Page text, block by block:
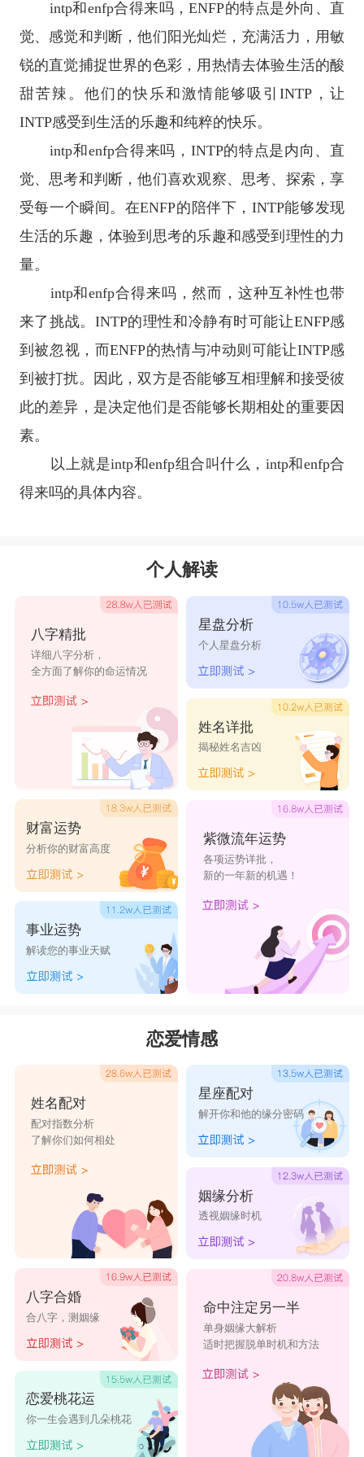
intp和enfp合得来吗，ENFP的特点是外向、直
觉、感觉和判断，他们阳光灿烂，充满活力，用敏
锐的直觉捕捉世界的色彩，用热情去体验生活的酸
甜苦辣。他们的快乐和激情能够吸引INTP，让
INTP感受到生活的乐趣和纯粹的快乐。
intp和enfp合得来吗，INTP的特点是内向、直
觉、思考和判断，他们喜欢观察、思考、探索，享
受每一个瞬间。在ENFP的陪伴下，INTP能够发现
生活的乐趣，体验到思考的乐趣和感受到理性的力
量。
intp和enfp合得来吗，然而，这种互补性也带
来了挑战。INTP的理性和冷静有时可能让ENFP感
到被忽视，而ENFP的热情与冲动则可能让INTP感
到被打扰。因此，双方是否能够互相理解和接受彼
此的差异，是决定他们是否能够长期相处的重要因
素。
以上就是intp和enfp组合叫什么，intp和enfp合
得来吗的具体内容。
个人解读
八字精批
详细八字分析，
全方面了解你的命运情况
财富运势
分析你的财富高度
事业运势
解读您的事业天赋
星盘分析
个人星盘分析
姓名详批
揭秘姓名吉凶
紫微流年运势
各项运势详批，
新的一年新的机遇！
恋爱情感
姓名配对
配对指数分析
了解你们如何相处
八字合婚
合八字，测姻缘
恋爱桃花运
你一生会遇到几朵桃花
星座配对
解开你和他的缘分密码
姻缘分析
透视姻缘时机
命中注定另一半
单身姻缘大解析
适时把握脱单时机和方法